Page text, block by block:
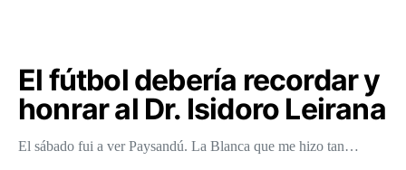
El fútbol debería recordar y
honrar al Dr. Isidoro Leirana
El sábado fui a ver Paysandú. La Blanca que me hizo tan…